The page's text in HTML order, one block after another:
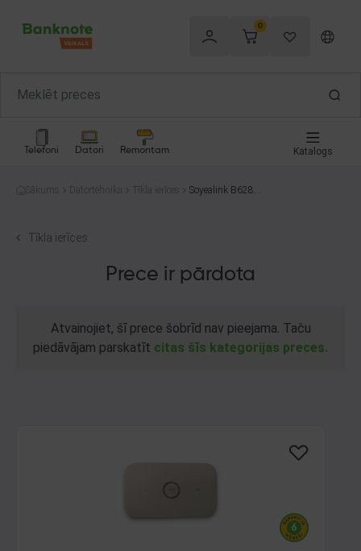
0
Telefoni Datori Remontam Katalogs
Sākums Datortehnika Tīkla ierīces
Soyealink B628-3
Tīkla ierīces
Prece ir pārdota
Atvainojiet, šī prece šobrīd nav pieejama. Taču
piedāvājam parskatīt citas šīs kategorijas preces.